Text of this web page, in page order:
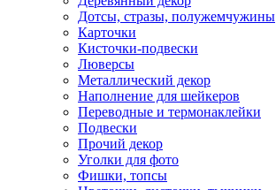
Дотсы, стразы, полужемчужины
Карточки
Кисточки-подвески
Люверсы
Металлический декор
Наполнение для шейкеров
Переводные и термонаклейки
Подвески
Прочий декор
Уголки для фото
Фишки, топсы